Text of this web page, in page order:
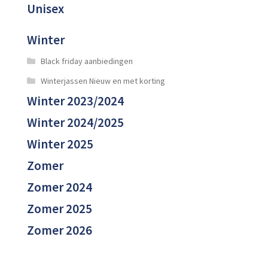
Unisex
Winter
Black friday aanbiedingen
Winterjassen Nieuw en met korting
Winter 2023/2024
Winter 2024/2025
Winter 2025
Zomer
Zomer 2024
Zomer 2025
Zomer 2026